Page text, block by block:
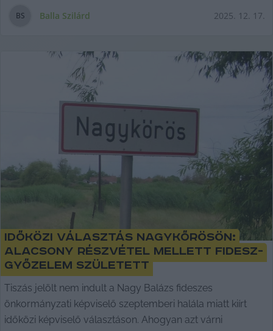
BS Balla Szilárd 2025. 12. 17.
Időközi választás Nagykőrösön:
alacsony részvétel mellett Fidesz-
győzelem született
Tiszás jelölt nem indult a Nagy Balázs fideszes
önkormányzati képviselő szeptemberi halála miatt kiírt
időközi képviselő választáson. Ahogyan azt várni